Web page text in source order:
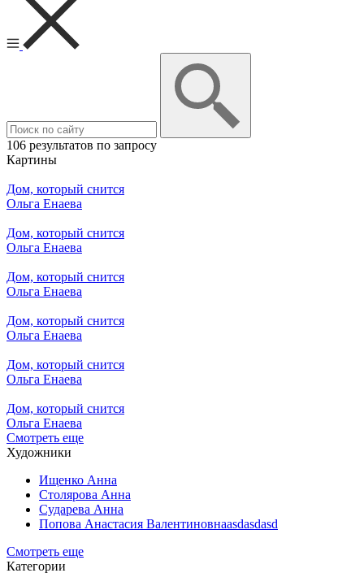
106 результатов по запросу
Картины
Дом, который снится
Ольга Енаева
Дом, который снится
Ольга Енаева
Дом, который снится
Ольга Енаева
Дом, который снится
Ольга Енаева
Дом, который снится
Ольга Енаева
Дом, который снится
Ольга Енаева
Смотреть еще
Художники
Ищенко Анна
Столярова Анна
Сударева Анна
Попова Анастасия Валентиновнаasdasdasd
Смотреть еще
Категории